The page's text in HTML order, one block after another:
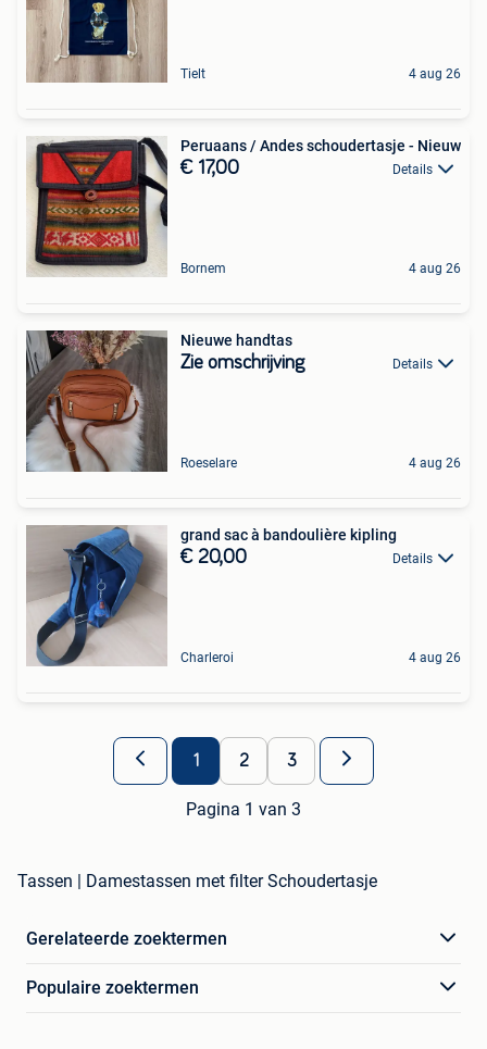
Tielt 4 aug 26
Peruaans / Andes schoudertasje - Nieuw
€ 17,00 Details
Bornem 4 aug 26
Nieuwe handtas
Zie omschrijving Details
Roeselare 4 aug 26
grand sac à bandoulière kipling
€ 20,00 Details
Charleroi 4 aug 26
1 2 3
Pagina 1 van 3
Tassen | Damestassen met filter Schoudertasje
Gerelateerde zoektermen
Populaire zoektermen